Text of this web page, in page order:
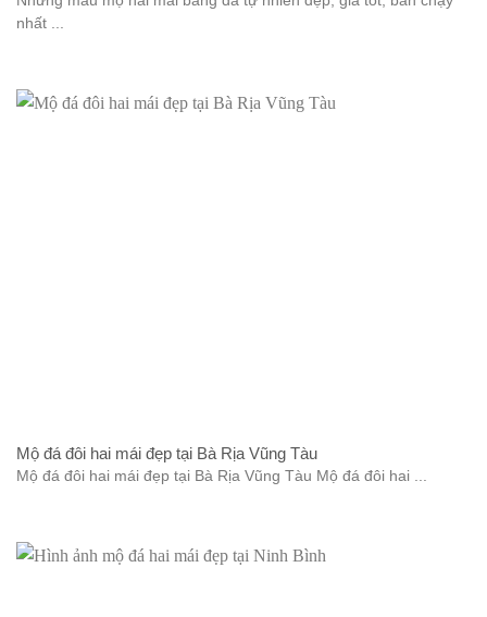
nhất ...
Mộ đá đôi hai mái đẹp tại Bà Rịa Vũng Tàu
Mộ đá đôi hai mái đẹp tại Bà Rịa Vũng Tàu Mộ đá đôi hai ...